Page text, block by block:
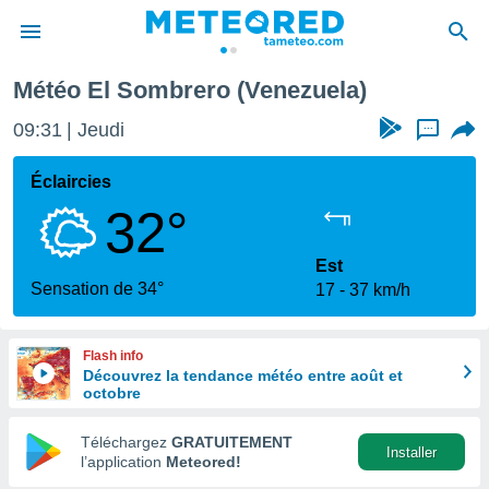
de
en
Météo El Sombrero (Venezuela)
09:31 Jeudi ...
Éclaircies
32°
Sensation de 34°
Est
17
37 km/h
Flash info
Découvrez la tendance météo entre août et
octobre
Téléchargez GRATUITEMENT
l’application Meteored!
Installer